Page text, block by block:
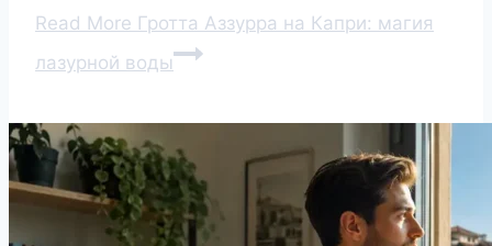
Read More Гротта Аззурра на Капри: магия
лазурной воды